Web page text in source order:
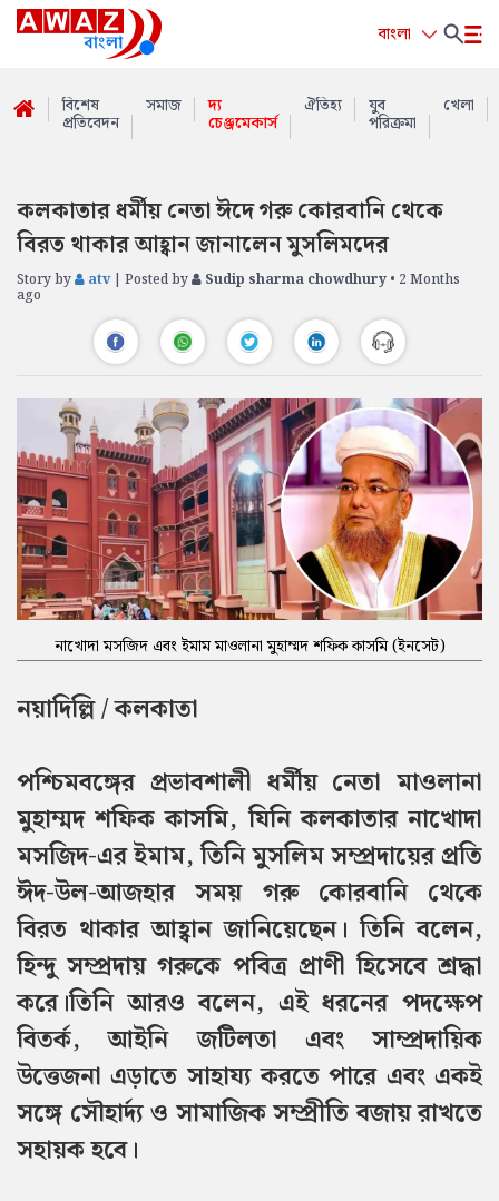
বাংলা
বিশেষ
প্রতিবেদন
সমাজ দ্য
চেঞ্জমেকার্স
ঐতিহ্য যুব
পরিক্রমা
খেলা
কলকাতার ধর্মীয় নেতা ঈদে গরু কোরবানি থেকে
বিরত থাকার আহ্বান জানালেন মুসলিমদের
Story by atv| Posted by Sudip sharma chowdhury • 2 Months
ago
নাখোদা মসজিদ এবং ইমাম মাওলানা মুহাম্মদ শফিক কাসমি (ইনসেট)
নয়াদিল্লি / কলকাতা
পশ্চিমবঙ্গের প্রভাবশালী ধর্মীয় নেতা মাওলানা
মুহাম্মদ শফিক কাসমি, যিনি কলকাতার নাখোদা
মসজিদ-এর ইমাম, তিনি মুসলিম সম্প্রদায়ের প্রতি
ঈদ-উল-আজহার সময় গরু কোরবানি থেকে
বিরত থাকার আহ্বান জানিয়েছেন। তিনি বলেন,
হিন্দু সম্প্রদায় গরুকে পবিত্র প্রাণী হিসেবে শ্রদ্ধা
করে।তিনি আরও বলেন, এই ধরনের পদক্ষেপ
বিতর্ক, আইনি জটিলতা এবং সাম্প্রদায়িক
উত্তেজনা এড়াতে সাহায্য করতে পারে এবং একই
সঙ্গে সৌহার্দ্য ও সামাজিক সম্প্রীতি বজায় রাখতে
সহায়ক হবে।